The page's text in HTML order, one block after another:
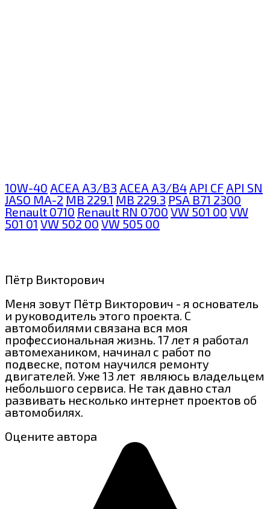
10W-40 ACEA A3/B3 ACEA A3/B4 API CF API SN
JASO MA-2 MB 229.1 MB 229.3 PSA B71 2300
Renault 0710 Renault RN 0700 VW 501 00 VW
501 01 VW 502 00 VW 505 00
Пётр Викторович
Меня зовут Пётр Викторович - я основатель
и руководитель этого проекта. С
автомобилями связана вся моя
профессиональная жизнь. 17 лет я работал
автомехаником, начинал с работ по
подвеске, потом научился ремонту
двигателей. Уже 13 лет являюсь владельцем
небольшого сервиса. Не так давно стал
развивать несколько интернет проектов об
автомобилях.
Оцените автора